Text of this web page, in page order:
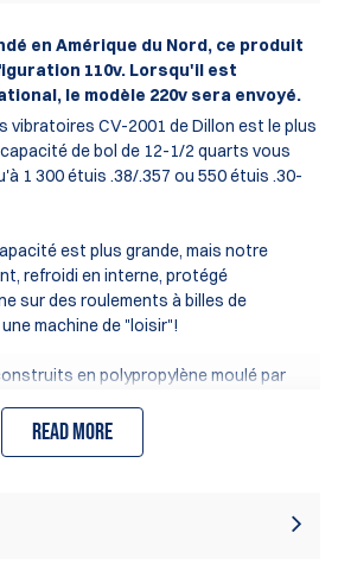
en Amérique du Nord, ce produit
110v. Lorsqu'il est
le modèle 220v sera envoyé.
vibratoires CV-2001 de Dillon est le plus
de bol de 12-1/2 quarts vous
1 300 étuis .38/.357 ou 550 étuis .30-
est plus grande, mais notre
refroidi en interne, protégé
sur des roulements à billes de
machine de "loisir"!
en polypropylène moulé par
Read more